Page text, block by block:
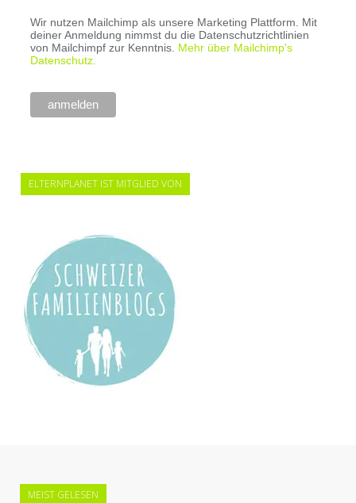
Wir nutzen Mailchimp als unsere Marketing Plattform. Mit
deiner Anmeldung nimmst du die Datenschutzrichtlinien
von Mailchimpf zur Kenntnis. Mehr über Mailchimp's
Datenschutz.
ELTERNPLANET IST MITGLIED VON
MEIST GELESEN